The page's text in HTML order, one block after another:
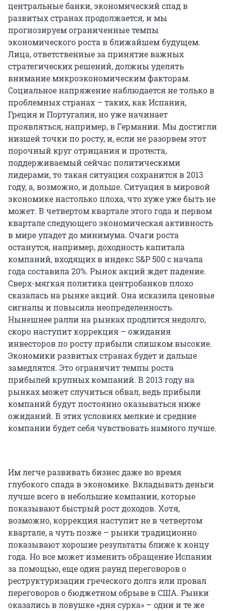
центральные банки, экономический спад в
развитых странах продолжается, и мы
прогнозируем ограниченные темпы
экономического роста в ближайшем будущем.
Лица, ответственные за принятие важных
стратегических решений, должны уделять
внимание микроэкономическим факторам.
Социальное напряжение наблюдается не только в
проблемных странах – таких, как Испания,
Греция и Португалия, но уже начинает
проявляться, например, в Германии. Мы достигли
низшей точки по росту, и, если не разорвем этот
порочный круг отрицания и протеста,
поддерживаемый сейчас политическими
лидерами, то такая ситуация сохранится в 2013
году, а, возможно, и дольше. Ситуация в мировой
экономике настолько плоха, что хуже уже быть не
может. В четвертом квартале этого года и первом
квартале следующего экономическая активность
в мире упадет до минимума. Очаги роста
останутся, например, доходность капитала
компаний, входящих в индекс S&P 500 с начала
года составила 20%. Рынок акций ждет падение.
Сверх-мягкая политика центробанков плохо
сказалась на рынке акций. Она исказила ценовые
сигналы и повысила неопределенность.
Нынешнее ралли на рынках продлится недолго,
скоро наступит коррекция – ожидания
инвесторов по росту прибыли слишком высокие.
Экономики развитых странах будет и дальше
замедлятся. Это ограничит темпы роста
прибылей крупных компаний. В 2013 году на
рынках может случиться обвал, ведь прибыли
компаний будут постоянно оказываться ниже
ожиданий. В этих условиях мелкие и средние
компании будет себя чувствовать намного лучше.
Им легче развивать бизнес даже во время
глубокого спада в экономике. Вкладывать деньги
лучше всего в небольшие компании, которые
показывают быстрый рост доходов. Хотя,
возможно, коррекция наступит не в четвертом
квартале, а чуть позже – рынки традиционно
показывают хорошие результаты ближе к концу
года. Но все может изменить обращение Испании
за помощью, еще один раунд переговоров о
реструктуризации греческого долга или провал
переговоров о бюджетном обрыве в США. Рынки
оказались в ловушке «дня сурка» – одни и те же